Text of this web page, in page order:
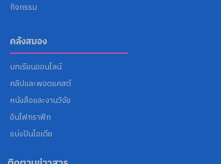
กิจกรรม
คลังสมอง
บทเรียนออนไลน์
คลิปและพอดแคสต์
หนังสือและงานวิจัย
อินโฟกราฟิก
แบ่งปันไอเดีย